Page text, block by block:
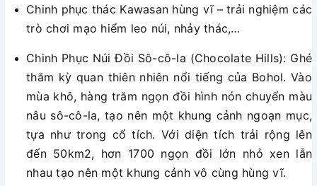
Chinh phục thác Kawasan hùng vĩ – trải nghiệm các
trò chơi mạo hiểm leo núi, nhảy thác,…
Chinh Phục Núi Đồi Sô-cô-la (Chocolate Hills): Ghé
thăm kỳ quan thiên nhiên nổi tiếng của Bohol. Vào
mùa khô, hàng trăm ngọn đồi hình nón chuyển màu
nâu sô-cô-la, tạo nên một khung cảnh ngoạn mục,
tựa như trong cổ tích. Với diện tích trải rộng lên
đến 50km2, hơn 1700 ngọn đồi lớn nhỏ xen lẫn
nhau tạo nên một khung cảnh vô cùng hùng vĩ.